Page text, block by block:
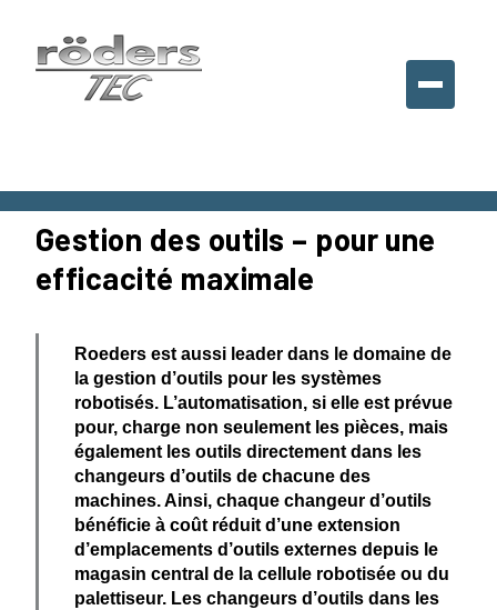
France
Gestion des outils – pour une
efficacité maximale
Roeders est aussi leader dans le domaine de
la gestion d’outils pour les systèmes
robotisés. L’auto­ma­ti­sation, si elle est prévue
pour, charge non seulement les pièces, mais
également les outils direc­tement dans les
changeurs d’outils de chacune des
machines. Ainsi, chaque changeur d’outils
bénéficieà coût réduit d’une extension
d’emplacements d’outils externes depuis le
magasin central de la cellule robotisée ou du
palet­tiseur. Les changeurs d’outils dans les